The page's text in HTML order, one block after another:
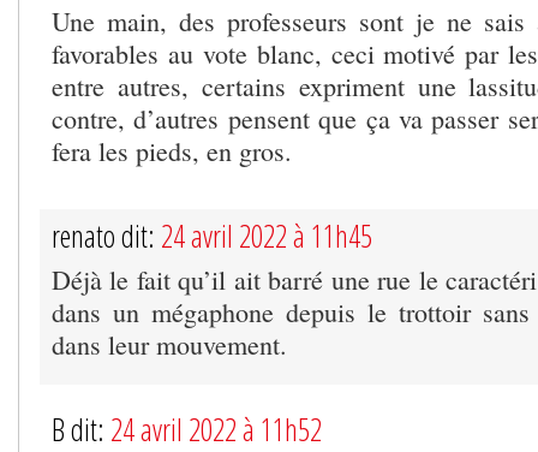
Une main, des professeurs sont je ne sais
favorables au vote blanc, ceci motivé par
entre autres, certains expriment une
contre, d’autres pensent que ça va passer
fera les pieds, en gros.
renato dit: 24 avril 2022 à 11h45
Déjà le fait qu’il ait barré une rue le
dans un mégaphone depuis le trottoir
dans leur mouvement.
B dit: 24 avril 2022 à 11h52